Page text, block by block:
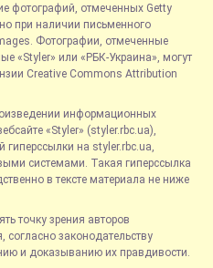
фотографий, отмеченных Getty
при наличии письменного
Фотографии, отмеченные
«Styler» или «РБК-Украина», могут
Creative Commons Attribution
информационных
«Styler» (styler.rbc.ua),
гиперссылки на styler.rbc.ua,
системами. Такая гиперссылка
в тексте материала не ниже
точку зрения авторов
законодательству
и доказыванию их правдивости.